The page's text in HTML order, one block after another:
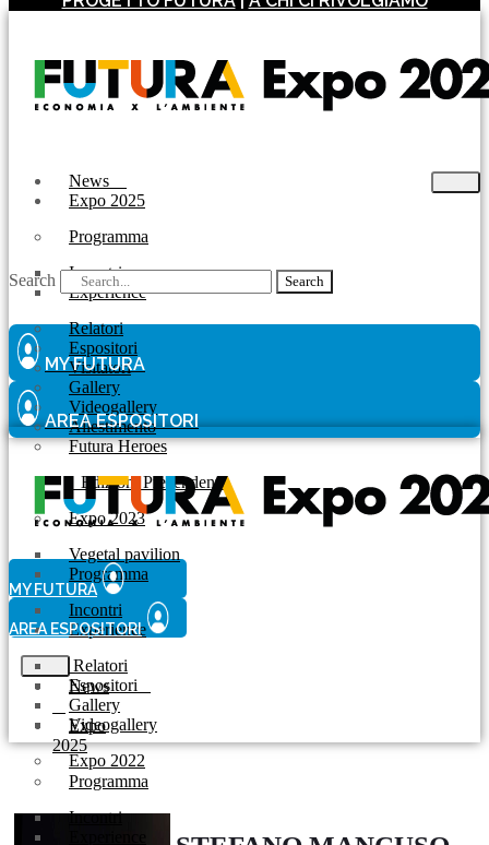
News
Expo 2025
Programma
Incontri
Experience
Relatori
Espositori
Visitatori
Gallery
Videogallery
Allestimento
Futura Heroes
| Edizioni Precendenti
Expo 2023
Vegetal pavilion
Programma
Incontri
Experience
Relatori
Espositori
Gallery
Videogallery
Expo 2022
Search Search
MY FUTURA
AREA ESPOSITORI
MY FUTURA
AREA ESPOSITORI
News
Expo
2025
Programma
Incontri